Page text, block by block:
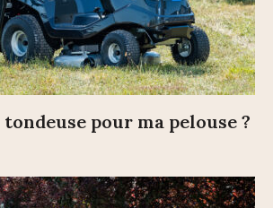
pour ma pelouse ?